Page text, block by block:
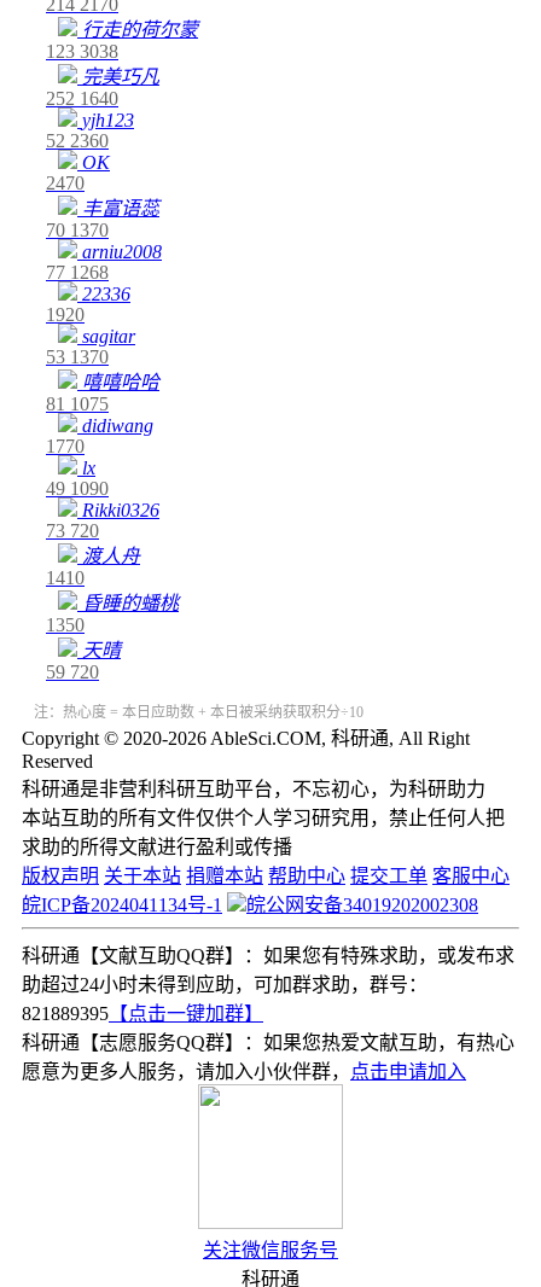
214 2170
行走的荷尔蒙
123 3038
完美巧凡
252 1640
yjh123
52 2360
OK
2470
丰富语蕊
70 1370
arniu2008
77 1268
22336
1920
sagitar
53 1370
嘻嘻哈哈
81 1075
didiwang
1770
lx
49 1090
Rikki0326
73 720
渡人舟
1410
昏睡的蟠桃
1350
天晴
59 720
注：热心度 = 本日应助数 + 本日被采纳获取积分÷10
Copyright © 2020-2026 AbleSci.COM, 科研通, All Right
Reserved
科研通是非营利科研互助平台，不忘初心，为科研助力
本站互助的所有文件仅供个人学习研究用，禁止任何人把
求助的所得文献进行盈利或传播
版权声明 关于本站 捐赠本站 帮助中心 提交工单 客服中心
皖ICP备2024041134号-1
皖公网安备34019202002308
科研通【文献互助QQ群】：如果您有特殊求助，或发布求
助超过24小时未得到应助，可加群求助，群号：
821889395 【点击一键加群】
科研通【志愿服务QQ群】：如果您热爱文献互助，有热心
愿意为更多人服务，请加入小伙伴群，
点击申请加入
关注微信服务号
科研通